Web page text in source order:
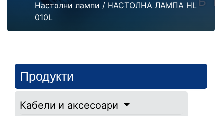
Настолни лампи / НАСТОЛНА ЛАМПА HL
010L
Продукти
Кабели и аксесоари